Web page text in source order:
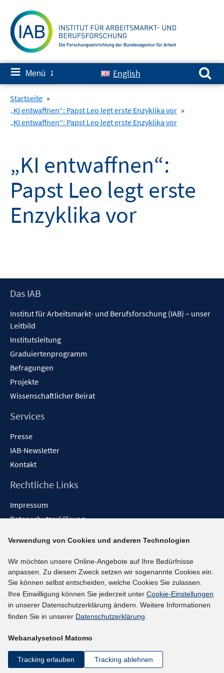
zum
Inhalt
≡ Menü ✘ English
Suchen nach:
Startseite »
„KI entwaffnen“: Papst Leo legt erste Enzyklika vor »
„KI entwaffnen“: Papst Leo legt erste Enzyklika vor
„KI entwaffnen“:
Papst Leo legt erste
Enzyklika vor
Footer
Das IAB
Institut für Arbeitsmarkt- und Berufsforschung (IAB) – unser
Leitbild
Institutsleitung
Graduiertenprogramm
Befragungen
Projekte
Wissenschaftlicher Beirat
Services
Presse
IAB-Newsletter
Kontakt
Rechtliche Links
Impressum
Datenschutzerklärung
Barrieren melden
Social-Media-Kanäle
BlueSky
YouTube
LinkedIn
kununu
Netiquette
Verwendung von Cookies und anderen Technologien
Wir möchten unsere Online-Angebote auf Ihre Bedürfnisse
anpassen. Zu diesem Zweck setzen wir sogenannte Cookies ein.
Sie können selbst entscheiden, welche Cookies Sie zulassen.
Ihre Einwilligung können Sie jederzeit unter Cookie-Einstellungen
in unserer Datenschutzerklärung ändern. Weitere Informationen
finden Sie in unserer Datenschutzerklärung.
Webanalysetool Matomo
Tracking erlauben Tracking ablehnen